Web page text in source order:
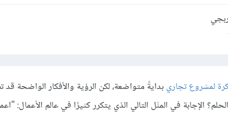
لمشروع تجاريبدايةً متواضعة، لكن الرؤية والأفكار الواضحة
الإجابة في المثَل التالي الذي يتكرر كثيرًا في عالم الأعمال: